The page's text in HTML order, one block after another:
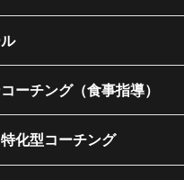
ーチング（食事指導）
化型コーチング